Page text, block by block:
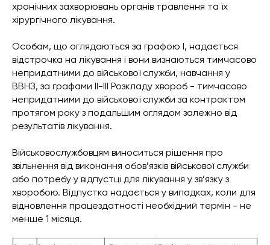
хронічних захворювань органів травлення та їх
хірургічного лікування.
Особам, що оглядаються за графою I, надається
відстрочка на лікування і вони визнаються тимчасово
непридатними до військової служби, навчання у
ВВНЗ, за графами II-III Розкладу хвороб - тимчасово
непридатними до військової служби за контрактом
протягом року з подальшим оглядом залежно від
результатів лікування.
Військовослужбовцям виноситься рішення про
звільнення від виконання обов’язків військової служби
або потребу у відпустці для лікування у зв’язку з
хворобою. Відпустка надається у випадках, коли для
відновлення працездатності необхідний термін - не
менше 1 місяця.